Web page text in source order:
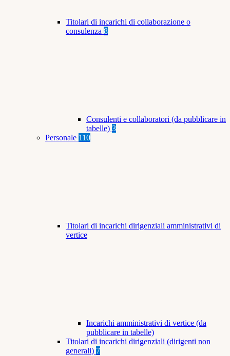
Titolari di incarichi di collaborazione o
consulenza 8
Consulenti e collaboratori (da pubblicare in
tabelle) 3
Personale 110
Titolari di incarichi dirigenziali amministrativi di
vertice
Incarichi amministrativi di vertice (da
pubblicare in tabelle)
Titolari di incarichi dirigenziali (dirigenti non
generali) 7